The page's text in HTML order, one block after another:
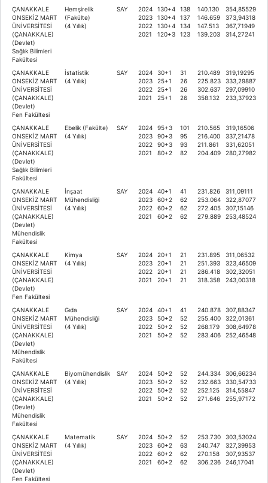
ÇANAKKALE
ONSEKİZ MART
ÜNİVERSİTESİ
(ÇANAKKALE)
(Devlet)
Sağlık Bilimleri
Fakültesi
Hemşirelik
(Fakülte)
(4 Yıllık)
SAY
2024
2023
2022
2021
130+4
130+4
130+4
120+3
138
137
134
123
140.130
146.659
147.513
139.203
354,85529
373,94318
367,71949
314,27241
ÇANAKKALE
ONSEKİZ MART
ÜNİVERSİTESİ
(ÇANAKKALE)
(Devlet)
Fen Fakültesi
İstatistik
(4 Yıllık)
SAY
2024
2023
2022
2021
30+1
25+1
25+1
25+1
31
26
26
26
210.489
225.823
302.637
358.132
319,19295
333,29887
297,09910
233,37923
ÇANAKKALE
ONSEKİZ MART
ÜNİVERSİTESİ
(ÇANAKKALE)
(Devlet)
Sağlık Bilimleri
Fakültesi
Ebelik (Fakülte)
(4 Yıllık)
SAY
2024
2023
2022
2021
95+3
90+3
90+3
80+2
101
95
93
82
210.565
216.400
211.861
204.409
319,16506
337,21478
331,62051
280,27982
ÇANAKKALE
ONSEKİZ MART
ÜNİVERSİTESİ
(ÇANAKKALE)
(Devlet)
Mühendislik
Fakültesi
İnşaat
Mühendisliği
(4 Yıllık)
SAY
2024
2023
2022
2021
40+1
60+2
60+2
60+2
41
62
62
62
231.826
253.064
272.405
279.889
311,09111
322,87077
307,15146
253,48524
ÇANAKKALE
ONSEKİZ MART
ÜNİVERSİTESİ
(ÇANAKKALE)
(Devlet)
Fen Fakültesi
Kimya
(4 Yıllık)
SAY
2024
2023
2022
2021
20+1
20+1
20+1
20+1
21
21
21
21
231.895
251.393
286.418
318.358
311,06532
323,46509
302,32051
243,00318
ÇANAKKALE
ONSEKİZ MART
ÜNİVERSİTESİ
(ÇANAKKALE)
(Devlet)
Mühendislik
Fakültesi
Gıda
Mühendisliği
(4 Yıllık)
SAY
2024
2023
2022
2021
40+1
50+2
50+2
50+2
41
52
52
52
240.878
255.400
268.179
283.406
307,88347
322,01361
308,64978
252,46548
ÇANAKKALE
ONSEKİZ MART
ÜNİVERSİTESİ
(ÇANAKKALE)
(Devlet)
Mühendislik
Fakültesi
Biyomühendislik
(4 Yıllık)
SAY
2024
2023
2022
2021
50+2
50+2
50+2
50+2
52
52
52
52
244.334
232.663
252.125
271.646
306,66234
330,54733
314,55847
255,97172
ÇANAKKALE
ONSEKİZ MART
ÜNİVERSİTESİ
(ÇANAKKALE)
(Devlet)
Fen Fakültesi
Matematik
(4 Yıllık)
SAY
2024
2023
2022
2021
50+2
60+2
60+2
60+2
52
63
62
62
253.730
240.747
270.158
306.236
303,53024
327,39953
307,93537
246,17041